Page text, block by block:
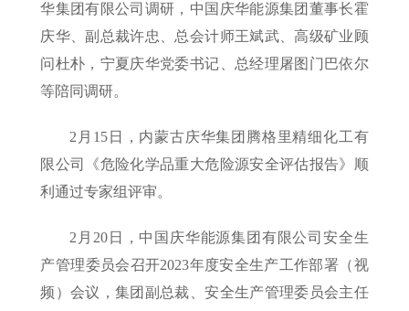
华集团有限公司调研，中国庆华能源集团董事长霍
庆华、副总裁许忠、总会计师王斌武、高级矿业顾
问杜朴，宁夏庆华党委书记、总经理屠图门巴依尔
等陪同调研。
2月15日，内蒙古庆华集团腾格里精细化工有
限公司《危险化学品重大危险源安全评估报告》顺
利通过专家组评审。
2月20日，中国庆华能源集团有限公司安全生
产管理委员会召开2023年度安全生产工作部署（视
频）会议，集团副总裁、安全生产管理委员会主任